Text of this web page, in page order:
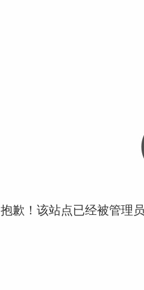
抱歉！该站点已经被管理